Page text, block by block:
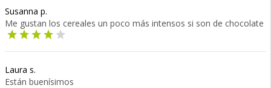
Susanna p.
Me gustan los cereales un poco más intensos si son de chocolate
Laura s.
Están buenísimos